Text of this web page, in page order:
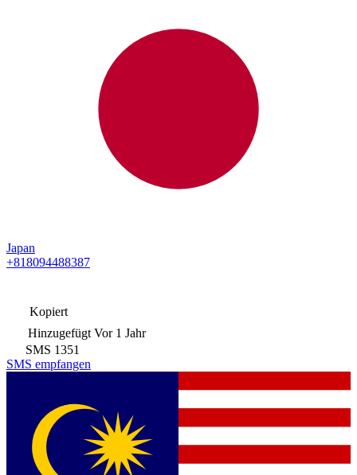
Japan
+818094488387
Kopiert
Hinzugefügt Vor 1 Jahr
SMS 1351
SMS empfangen